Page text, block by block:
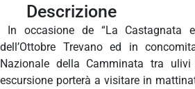
Descrizione
In occasione de “La Castagnata
dell’Ottobre Trevano ed in
Nazionale della Camminata tra ulivi
escursione porterà a visitare in